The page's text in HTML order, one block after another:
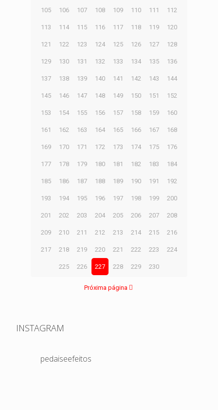
105 106 107 108 109 110 111 112
113 114 115 116 117 118 119 120
121 122 123 124 125 126 127 128
129 130 131 132 133 134 135 136
137 138 139 140 141 142 143 144
145 146 147 148 149 150 151 152
153 154 155 156 157 158 159 160
161 162 163 164 165 166 167 168
169 170 171 172 173 174 175 176
177 178 179 180 181 182 183 184
185 186 187 188 189 190 191 192
193 194 195 196 197 198 199 200
201 202 203 204 205 206 207 208
209 210 211 212 213 214 215 216
217 218 219 220 221 222 223 224
225 226 227 228 229 230
Próxima página
INSTAGRAM
pedaiseefeitos